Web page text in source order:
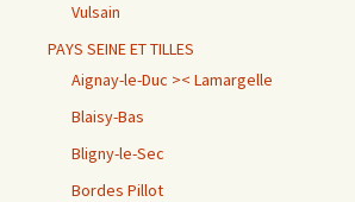
Vulsain
PAYS SEINE ET TILLES
Aignay-le-Duc >< Lamargelle
Blaisy-Bas
Bligny-le-Sec
Bordes Pillot